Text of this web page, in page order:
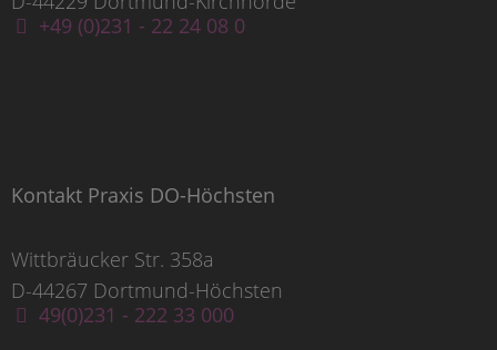
+49 (0)231 - 22 24 08 0
Kontakt Praxis DO-Höchsten
Wittbräucker Str. 358a
D-44267 Dortmund-Höchsten
49(0)231 - 222 33 000